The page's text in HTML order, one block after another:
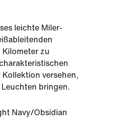
leichte Miler-
zu
versehen,
bringen.
Navy/Obsidian